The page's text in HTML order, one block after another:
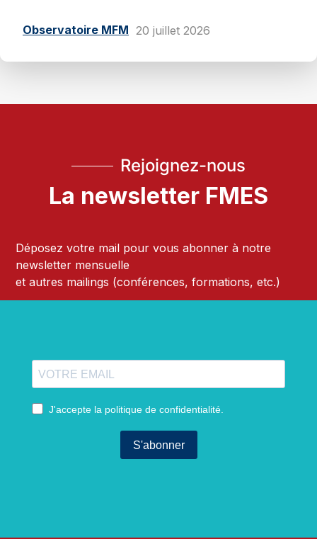
Observatoire MFM 20 juillet 2026
Rejoignez-nous
La newsletter FMES
Déposez votre mail pour vous abonner à notre
newsletter mensuelle
et autres mailings (conférences, formations, etc.)